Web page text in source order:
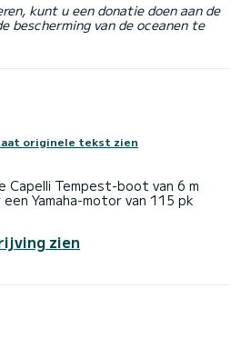
kunt u een donatie doen aan de
bescherming van de oceanen te
originele tekst zien
Tempest-boot van 6 m
Yamaha-motor van 115 pk
hart van de Calanques
aperitief op het water.
zien